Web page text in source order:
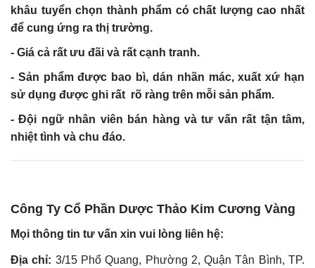
khâu tuyển chọn thành phẩm có chất lượng cao nhất
để cung ứng ra thị trường.
- Giá cả rất ưu đãi và rất cạnh tranh.
- Sản phẩm được bao bì, dán nhãn mác, xuất xứ hạn
sử dụng được ghi rất rõ ràng trên mỗi sản phẩm.
- Đội ngữ nhân viên bán hàng và tư vấn rất tận tâm,
nhiệt tình và chu đáo.
Công Ty Cổ Phần Dược Thảo Kim Cương Vàng
Mọi thông tin tư vấn xin vui lòng liên hệ:
Địa chỉ: 3/15 Phổ Quang, Phường 2, Quận Tân Bình, TP.